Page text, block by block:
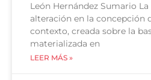
León Hernández Sumario
alteración en la concepción
contexto, creada sobre la
materializada en
LEER MÁS »